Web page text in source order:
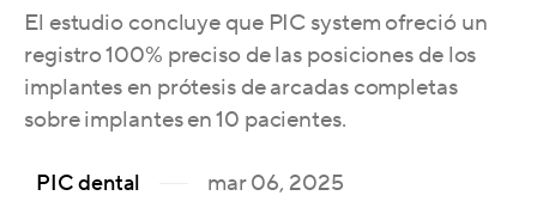
El estudio concluye que PIC system ofreció un
registro 100% preciso de las posiciones de los
implantes en prótesis de arcadas completas
sobre implantes en 10 pacientes.
PIC dental mar 06, 2025